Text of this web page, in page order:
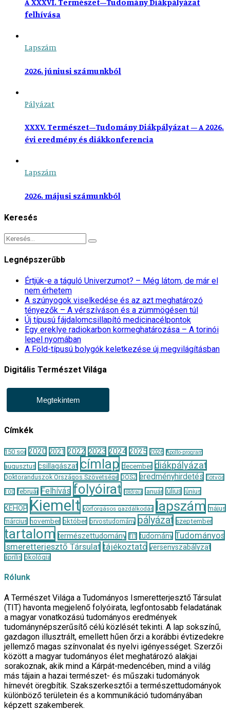
A XXXVI. Természet–Tudomány Diákpályázat
felhívása
Lapszám
2026. júniusi számunkból
Pályázat
XXXV. Természet–Tudomány Diákpályázat – A 2026.
évi eredmény és diákkonferencia
Lapszám
2026. májusi számunkból
Keresés
Legnépszerűbb
Értjük-e a táguló Univerzumot? – Még látom, de már el
nem érhetem
A szúnyogok viselkedése és az azt meghatározó
tényezők – A vérszíváson és a zümmögésen túl
Új típusú fájdalomcsillapító medicinacélpontok
Egy ereklye radiokarbon kormeghatározása – A torinói
lepel nyomában
A Föld-típusú bolygók keletkezése új megvilágításban
Digitális Természet Világa
Megtekintem
Címkék
150 sor 2020 2021 2022 2023 2024 2025 2026 Apollo-program
augusztus csillagászat címlap december diákpályázat
Doktoranduszok Országos Szövetsége DOSZ eredményhirdetés Eötvös
100 február Felhívás folyóirat földrajz január július június
KEHOP Kiemelt körforgásos gazdálkodás lapszám május
március november október orvostudomány pályázat szeptember
tartalom természettudomány TIT tudomány Tudományos
Ismeretterjesztő Társulat tájékoztató versenyszabályzat
április ökológia
Rólunk
A Természet Világa a Tudományos Ismeretterjesztő Társulat
(TIT) havonta megjelenő folyóirata, legfontosabb feladatának
a magyar vonatkozású tudományos eredmények
tudománynépszerűsítő célú közlését tekinti. A lap sokszínű,
gazdagon illusztrált, emellett hűen őrzi a korábbi évtizedekre
jellemző magas színvonalat és nyelvi igényességet. Szerzői
között a magyar tudományos élet meghatározó alakjai
sorakoznak, akik mind a Kárpát-medencében, mind a világ
más tájain a hazai természet- és műszaki tudományok
hírnevét öregbítik. Szakszerkesztői a természettudományok
különböző területein és a kommunikáció tudományában
képzett szakemberek.